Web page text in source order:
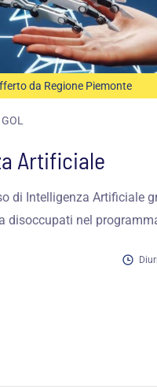
da Regione Piemonte
Artificiale
di Intelligenza Artificiale
disoccupati nel